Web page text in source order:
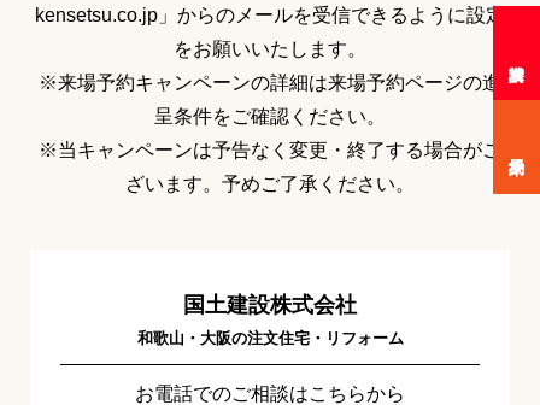
kensetsu.co.jp」からのメールを受信できるように設定
をお願いいたします。
※来場予約キャンペーンの詳細は来場予約ページの進
呈条件をご確認ください。
※当キャンペーンは予告なく変更・終了する場合がご
ざいます。予めご了承ください。
国土建設株式会社
和歌山・大阪の注文住宅・リフォーム
お電話でのご相談はこちらから